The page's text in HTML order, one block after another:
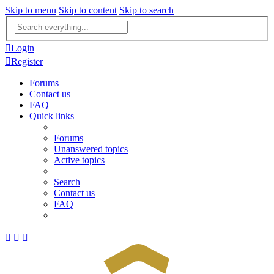
Skip to menu Skip to content Skip to search
Advanced
search
Login
Register
Forums
Contact us
FAQ
Quick links
Forums
Unanswered topics
Active topics
Search
Contact us
FAQ